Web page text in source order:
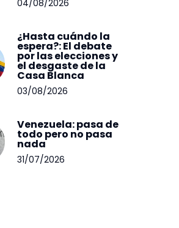
04/08/2026
¿Hasta cuándo la
espera?: El debate
por las elecciones y
el desgaste de la
Casa Blanca
03/08/2026
Venezuela: pasa de
todo pero no pasa
nada
31/07/2026